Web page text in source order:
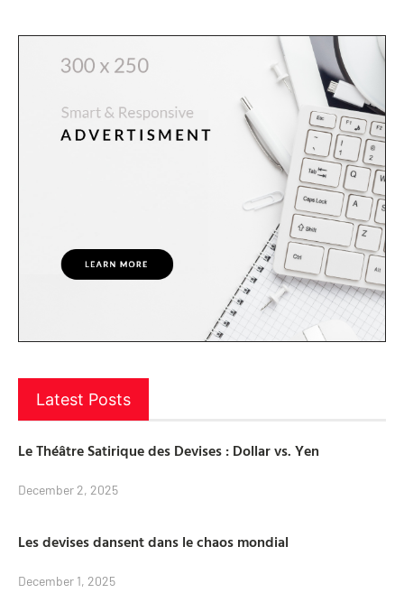
Latest Posts
Le Théâtre Satirique des Devises : Dollar vs. Yen
December 2, 2025
Les devises dansent dans le chaos mondial
December 1, 2025